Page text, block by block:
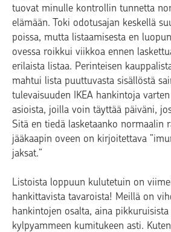
tuovat minulle kontrollin tunnetta
elämään. Toki odotusajan keskellä
poissa, mutta listaamisesta en
ovessa roikkui viikkoa ennen
erilaista listaa. Perinteisen
mahtui lista puuttuvasta sisällöstä
tulevaisuuden IKEA hankintoja
asioista, joilla voin täyttää päiväni,
Sitä en tiedä lasketaanko normaalin
jääkaapin oveen on kirjoitettava
jaksat.”
Listoista loppuun kulutetuin on
hankittavista tavaroista! Meillä on
hankintojen osalta, aina pikkuruisista
kylpyammeen kumitukeen asti.